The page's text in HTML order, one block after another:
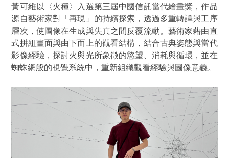
黃可維以〈火種〉入選第三屆中國信託當代繪畫獎，作品
源自藝術家對 「再現」 的持續探索，透過多重轉譯與工序
層次，使圖像在生成與失真之間反覆流動。藝術家藉由直
式拼組畫面與由下而上的觀看結構，結合古典姿態與當代
影像經驗，探討火與光所象徵的慾望、消耗與循環，並在
蜘蛛網般的視覺系統中，重新組織觀看經驗與圖像意義。